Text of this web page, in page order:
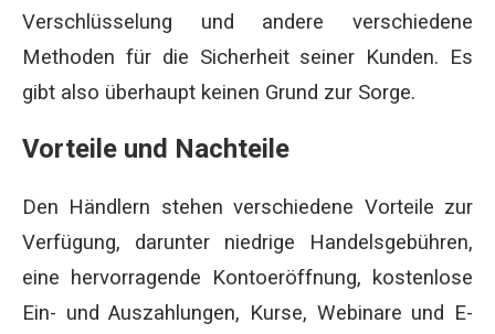
Verschlüsselung und andere verschiedene
Methoden für die Sicherheit seiner Kunden. Es
gibt also überhaupt keinen Grund zur Sorge.
Vorteile und Nachteile
Den Händlern stehen verschiedene Vorteile zur
Verfügung, darunter niedrige Handelsgebühren,
eine hervorragende Kontoeröffnung, kostenlose
Ein- und Auszahlungen, Kurse, Webinare und E-